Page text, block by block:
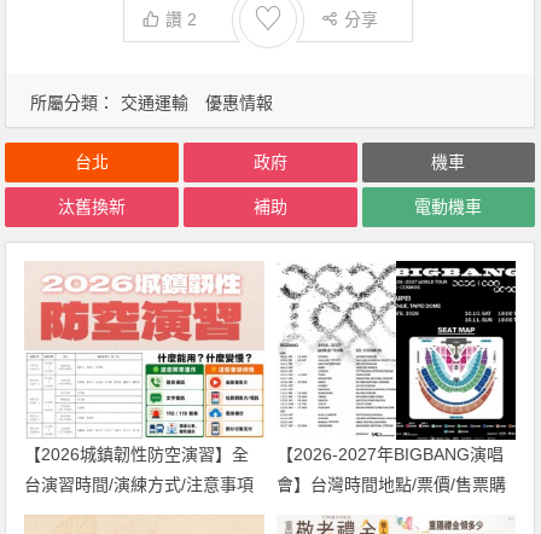
讚 2 ♡ 分享
所屬分類： 交通運輸 優惠情報
台北 政府 機車
汰舊換新 補助 電動機車
【2026城鎮韌性防空演習】全
台演習時間/演練方式/注意事項
一次看！
【2026-2027年BIGBANG演唱
會】台灣時間地點/票價/售票購
票/搶票，台北、高雄場一次